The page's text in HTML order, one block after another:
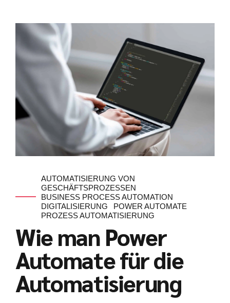
AUTOMATISIERUNG VON
GESCHÄFTSPROZESSEN
BUSINESS PROCESS AUTOMATION
DIGITALISIERUNG
POWER AUTOMATE
PROZESS AUTOMATISIERUNG
Wie man Power
Automate für die
Automatisierung